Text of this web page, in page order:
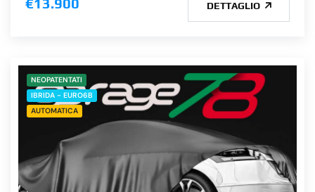
DETTAGLIO
NEOPATENTATI
IBRIDA - EURO6B
AUTOMATICA